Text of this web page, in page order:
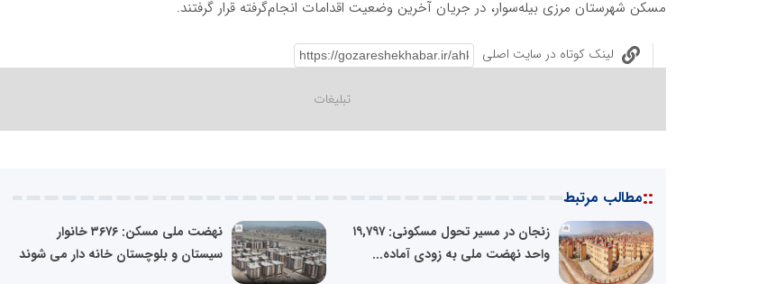
مسکن شهرستان مرزی بیله‌سوار، در جریان آخرین وضعیت اقدامات انجام‌گرفته قرار گرفتند.
لینک کوتاه در سایت اصلی
::مطالب مرتبط
زنجان در مسیر تحول مسکونی: ۱۹,۷۹۷
واحد نهضت ملی به زودی آماده...
نهضت ملی مسکن: ۳۶۷۶ خانوار
سیستان و بلوچستان خانه دار می شوند